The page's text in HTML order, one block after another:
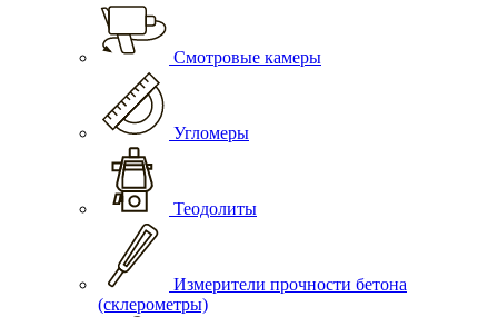
Смотровые камеры
Угломеры
Теодолиты
Измерители прочности бетона
(склерометры)